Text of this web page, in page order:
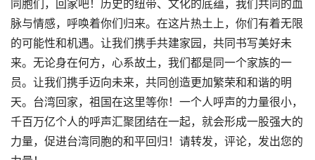
同胞们，回家吧！历史的纽带、文化的底蕴，我们共同的血
脉与情感，呼唤着你们归来。在这片热土上，你们有着无限
的可能性和机遇。让我们携手共建家园，共同书写美好未
来。无论身在何方，心系故土，我们都是同一个家族的一
员。让我们携手迈向未来，共同创造更加繁荣和和谐的明
天。台湾回家，祖国在这里等你！一个人呼声的力量很小，
千百万亿个人的呼声汇聚团结在一起，就会形成一股强大的
力量，促进台湾同胞的和平回归！请转发，评论，发出您的